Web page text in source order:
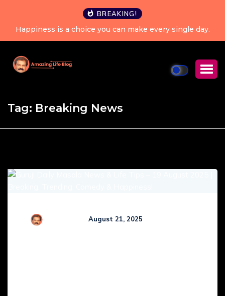
BREAKING!
Happiness is a choice you can make every single day.
Tag: Breaking News
August 21, 2025